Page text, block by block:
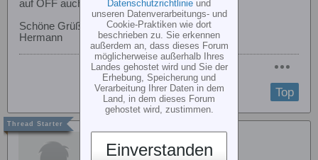
auf OFF auch der gleiche Effekt?
Schöne Grüße,
Hermann
Top
Datenschutzrichtlinie und
unseren Datenverarbeitungs- und
Cookie-Praktiken wie dort
beschrieben zu. Sie erkennen
außerdem an, dass dieses Forum
möglicherweise außerhalb Ihres
Landes gehostet wird und Sie der
Erhebung, Speicherung und
Verarbeitung Ihrer Daten in dem
Land, in dem dieses Forum
gehostet wird, zustimmen.
Einverstanden